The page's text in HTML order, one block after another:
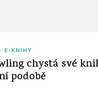
E-KNIHY
chystá své
podobě